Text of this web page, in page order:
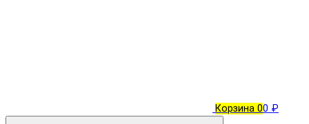
Корзина 00 ₽